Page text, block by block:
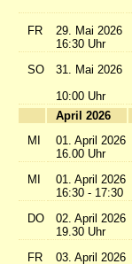
FR
29. Mai 2026
16:30 Uhr
SO
31. Mai 2026
10:00 Uhr
April 2026
MI
01. April 2026
16.00 Uhr
MI
01. April 2026
16:30 - 17:30
DO
02. April 2026
19.30 Uhr
FR
03. April 2026